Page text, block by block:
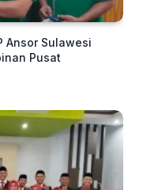
Ansor Sulawesi
Pusat